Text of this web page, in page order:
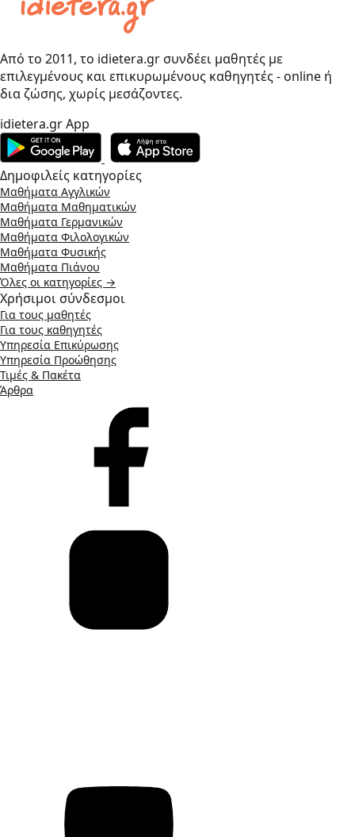
Από το 2011, το idietera.gr συνδέει μαθητές με
επιλεγμένους και επικυρωμένους καθηγητές - online ή
δια ζώσης, χωρίς μεσάζοντες.
idietera.gr App
Δημοφιλείς κατηγορίες
Μαθήματα Αγγλικών
Μαθήματα Μαθηματικών
Μαθήματα Γερμανικών
Μαθήματα Φιλολογικών
Μαθήματα Φυσικής
Μαθήματα Πιάνου
Όλες οι κατηγορίες →
Χρήσιμοι σύνδεσμοι
Για τους μαθητές
Για τους καθηγητές
Υπηρεσία Επικύρωσης
Υπηρεσία Προώθησης
Τιμές & Πακέτα
Άρθρα